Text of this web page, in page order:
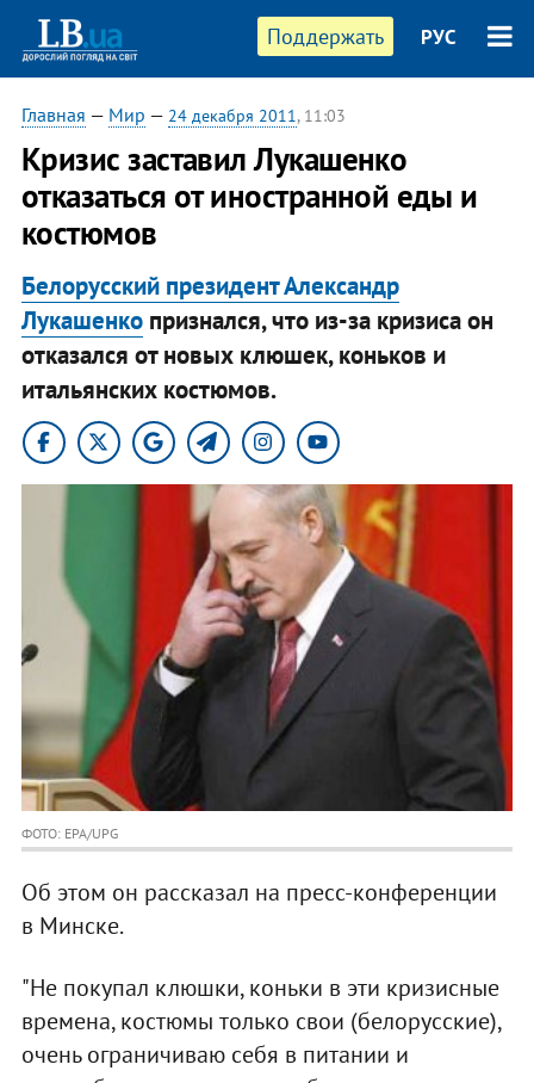
Поддержать РУС
Главная — Мир — 24 декабря 2011, 11:03
Кризис заставил Лукашенко
отказаться от иностранной еды и
костюмов
Белорусский президент Александр
Лукашенкопризнался, что из-за кризиса он
отказался от новых клюшек, коньков и
итальянских костюмов.
ФОТО: EPA/UPG
Об этом он рассказал на пресс-конференции
в Минске.
"Не покупал клюшки, коньки в эти кризисные
времена, костюмы только свои (белорусские),
очень ограничиваю себя в питании и